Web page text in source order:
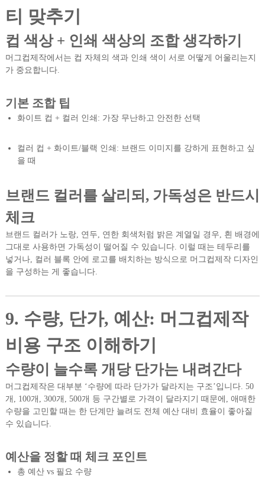
티 맞추기
컵 색상 + 인쇄 색상의 조합 생각하기
머그컵제작에서는 컵 자체의 색과 인쇄 색이 서로 어떻게 어울리는지
가 중요합니다.
기본 조합 팁
화이트 컵 + 컬러 인쇄: 가장 무난하고 안전한 선택
컬러 컵 + 화이트/블랙 인쇄: 브랜드 이미지를 강하게 표현하고 싶
을 때
브랜드 컬러를 살리되, 가독성은 반드시
체크
브랜드 컬러가 노랑, 연두, 연한 회색처럼 밝은 계열일 경우, 흰 배경에
그대로 사용하면 가독성이 떨어질 수 있습니다. 이럴 때는 테두리를
넣거나, 컬러 블록 안에 로고를 배치하는 방식으로 머그컵제작 디자인
을 구성하는 게 좋습니다.
9. 수량, 단가, 예산: 머그컵제작
비용 구조 이해하기
수량이 늘수록 개당 단가는 내려간다
머그컵제작은 대부분 ‘수량에 따라 단가가 달라지는 구조’입니다. 50
개, 100개, 300개, 500개 등 구간별로 가격이 달라지기 때문에, 애매한
수량을 고민할 때는 한 단계만 늘려도 전체 예산 대비 효율이 좋아질
수 있습니다.
예산을 정할 때 체크 포인트
총 예산 vs 필요 수량